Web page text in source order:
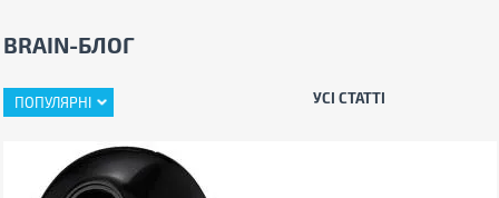
BRAIN-БЛОГ
ПОПУЛЯРНІ УСІ СТАТТІ